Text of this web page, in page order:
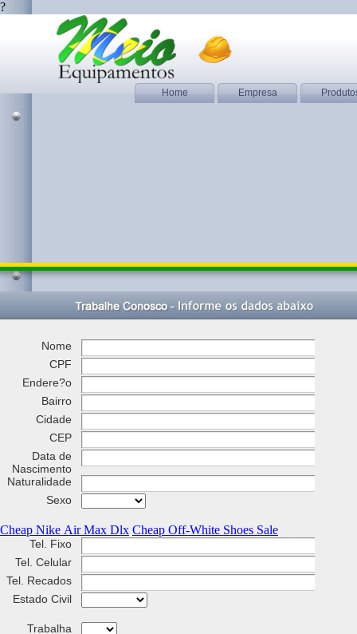
?
Home Empresa
Nome
CPF
Endere?o
Bairro
Cidade
CEP
Data de
Nascimento
Naturalidade
Sexo
Cheap Nike Air Max Dlx Cheap Off-White Shoes Sale
Tel. Fixo
Tel. Celular
Tel. Recados
Estado Civil
Trabalha